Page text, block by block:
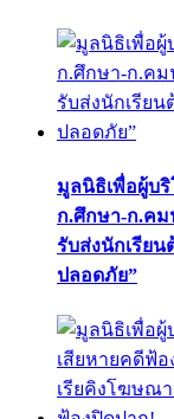
มูลนิธิเพื่อผู้บ
ก.ศึกษา-ก.คม
รับส่งนักเรียน
ปลอดภัย”